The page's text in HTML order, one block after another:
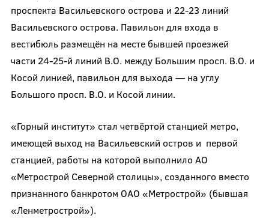
проспекта Васильевского острова и 22-23 линий
Васильевского острова. Павильон для входа в
вестибюль размещён на месте бывшей проезжей
части 24-25-й линий В.О. между Большим просп. В.О. и
Косой линией, павильон для выхода — на углу
Большого просп. В.О. и Косой линии.
«Горный институт» стал четвёртой станцией метро,
имеющей выход на Васильевский остров и первой
станцией, работы на которой выполнило АО
«Метрострой Северной столицы», созданного вместо
признанного банкротом ОАО «Метрострой» (бывшая
«Ленметрострой»).